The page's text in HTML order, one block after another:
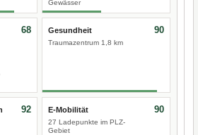
Gewässer
68 Gesundheit
Traumazentrum 1,8 km
90
92 E-Mobilität
27 Ladepunkte im PLZ-
Gebiet
90